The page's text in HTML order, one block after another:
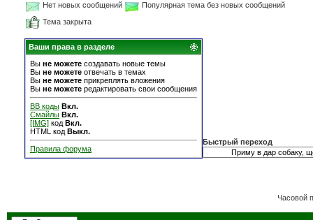
Нет новых сообщений
Популярная тема без новых сообщений
Тема закрыта
Ваши права в разделе
Вы не можете создавать новые темы
Вы не можете отвечать в темах
Вы не можете прикреплять вложения
Вы не можете редактировать свои сообщения
BB коды Вкл.
Смайлы Вкл.
[IMG] код Вкл.
HTML код Выкл.
Правила форума
Быстрый переход
Часовой